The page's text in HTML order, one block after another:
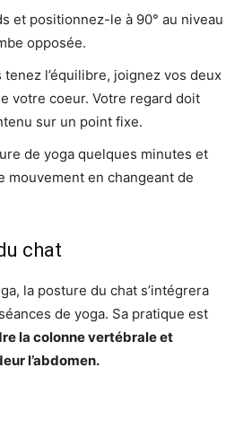
et positionnez-le à 90° au niveau
opposée.
l’équilibre, joignez vos deux
votre coeur. Votre regard doit
sur un point fixe.
de yoga quelques minutes et
mouvement en changeant de
chat
la posture du chat s’intégrera
de yoga. Sa pratique est
la colonne vertébrale et
l’abdomen.